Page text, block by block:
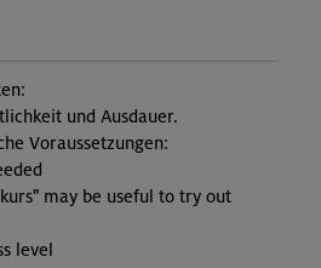
und Ausdauer.
Voraussetzungen:
may be useful to try out
level